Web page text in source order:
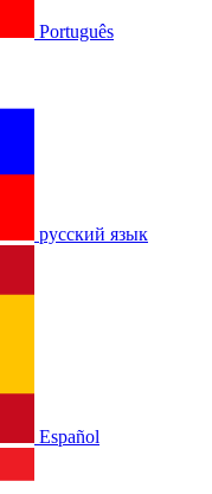
Português
русский язык
Español